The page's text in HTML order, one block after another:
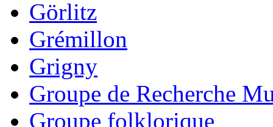
Görlitz
Grémillon
Grigny
Groupe de Recherche
Groupe folklorique